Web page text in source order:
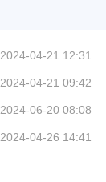
2024-04-21 12:31
2024-04-21 09:42
2024-06-20 08:08
2024-04-26 14:41